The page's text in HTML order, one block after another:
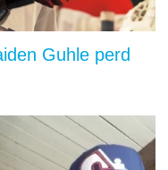
Guhle perd